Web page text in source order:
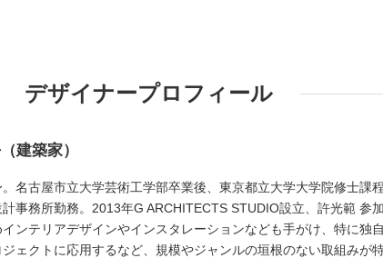
デザイナープロフィール
建築家）
。名古屋市立大学芸術工学部卒業後、東京都立大学大学院修士課
事務所勤務。2013年G ARCHITECTS STUDIO設立、許光範 参
ンテリアデザインやインスタレーションなども手がけ、特に独
ジェクトに応用するなど、規模やジャンルの垣根のない取組みが